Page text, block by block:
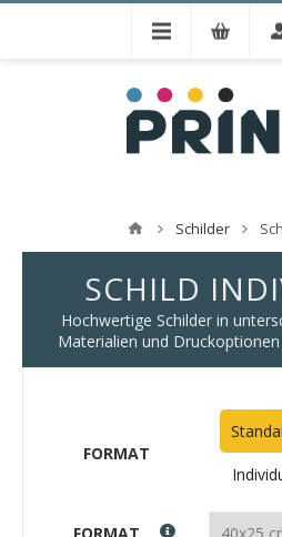
Schilder
SCHILD
Hochwertige Schilder in
Materialien und
FORMAT